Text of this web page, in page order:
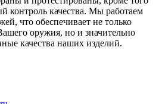
качества. Мы работаем
что обеспечивает не только
оружия, но и значительно
качества наших изделий.